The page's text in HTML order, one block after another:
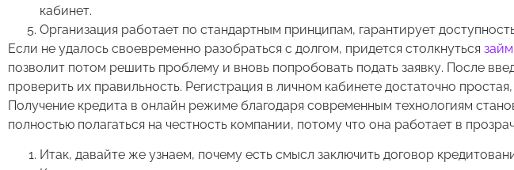
кабинет.
Организация работает по стандартным принципам, гарантирует
Если не удалось своевременно разобраться с долгом, придется столкнуться
позволит потом решить проблему и вновь попробовать подать заявку. После
проверить их правильность. Регистрация в личном кабинете достаточно
Получение кредита в онлайн режиме благодаря современным технологиям
полностью полагаться на честность компании, потому что она работает в
Итак, давайте же узнаем, почему есть смысл заключить договор